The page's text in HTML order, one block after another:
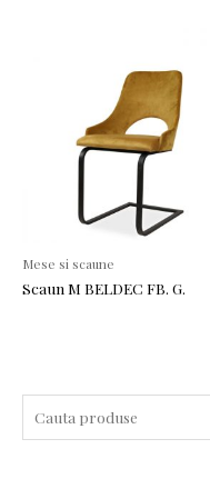
Mese si scaune
Scaun M BELDEC FB. G.
a